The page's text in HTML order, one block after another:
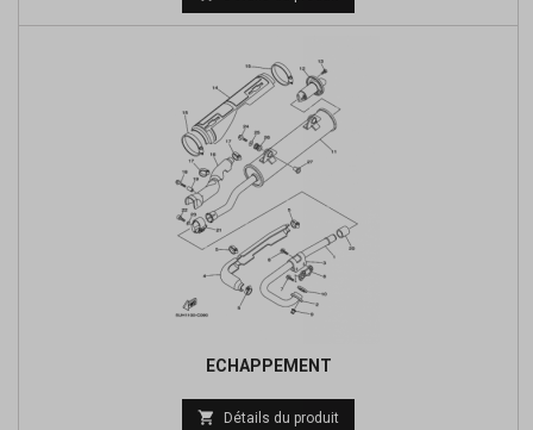
de
ECHAPPEMENT
Prix
 Détails du produit